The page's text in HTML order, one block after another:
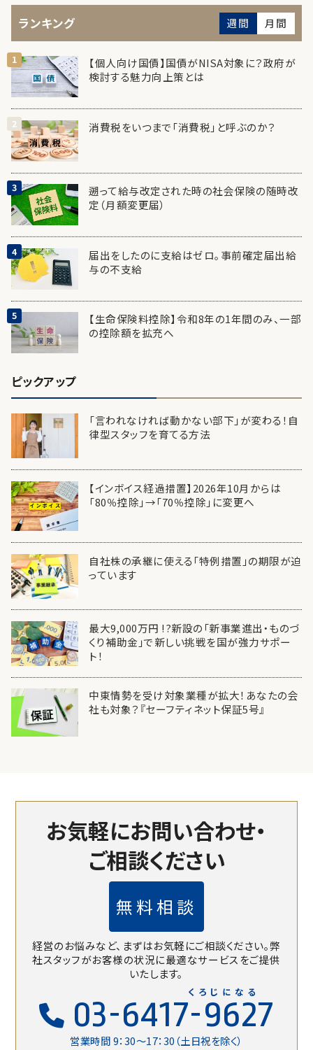
ランキング 週間 月間
【個人向け国債】国債がNISA対象に？政府が
検討する魅力向上策とは
消費税をいつまで「消費税」と呼ぶのか？
遡って給与改定された時の社会保険の随時改
定（月額変更届）
届出をしたのに支給はゼロ。事前確定届出給
与の不支給
【生命保険料控除】令和8年の1年間のみ、一部
の控除額を拡充へ
ピックアップ
「言われなければ動かない部下」が変わる！自
律型スタッフを育てる方法
【インボイス経過措置】2026年10月からは
「80％控除」→「70％控除」に変更へ
自社株の承継に使える「特例措置」の期限が迫
っています
最大9,000万円 !?新設の「新事業進出・ものづ
くり補助金」で新しい挑戦を国が強力サポー
ト！
中東情勢を受け対象業種が拡大！あなたの会
社も対象？『セーフティネット保証5号』
お気軽にお問い合わせ・
ご相談ください
無料相談
経営のお悩みなど、まずはお気軽にご相談ください。弊
社スタッフがお客様の状況に最適なサービスをご提供
いたします。
03-6417-9627
営業時間 9：30〜17：30（土日祝を除く）
くろじになる